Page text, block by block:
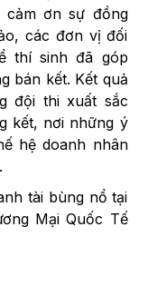
ơn sự đồng
các đơn vị đối
thí sinh đã góp
bán kết. Kết quả
đội thi xuất sắc
kết, nơi những ý
hệ doanh nhân
tài bùng nổ tại
Mại Quốc Tế